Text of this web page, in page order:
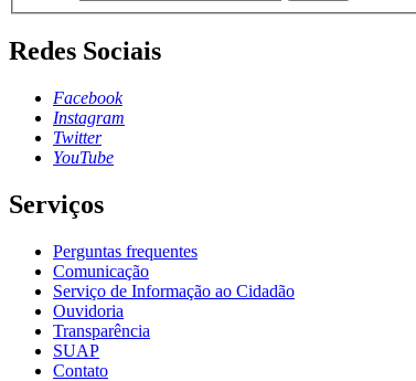
Redes Sociais
Facebook
Instagram
Twitter
YouTube
Serviços
Perguntas frequentes
Comunicação
Serviço de Informação ao Cidadão
Ouvidoria
Transparência
SUAP
Contato